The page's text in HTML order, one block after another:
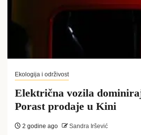
Ekologija i održivost
Električna vozila
Porast prodaje u Kini
2 godine ago Sandra Iršević